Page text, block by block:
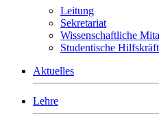
Leitung
Sekretariat
Wissenschaftliche
Studentische
Aktuelles
Lehre